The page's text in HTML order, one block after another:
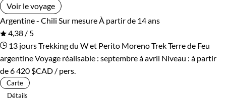
Voir le voyage
Argentine - Chili Sur mesure À partir de 14 ans
4,38 / 5
13 joursTrekking du W et Perito MorenoTrek Terre de Feu
argentineVoyage réalisable : septembre à avril Niveau : à partir
de6 420 $CAD / pers.
Carte
Détails